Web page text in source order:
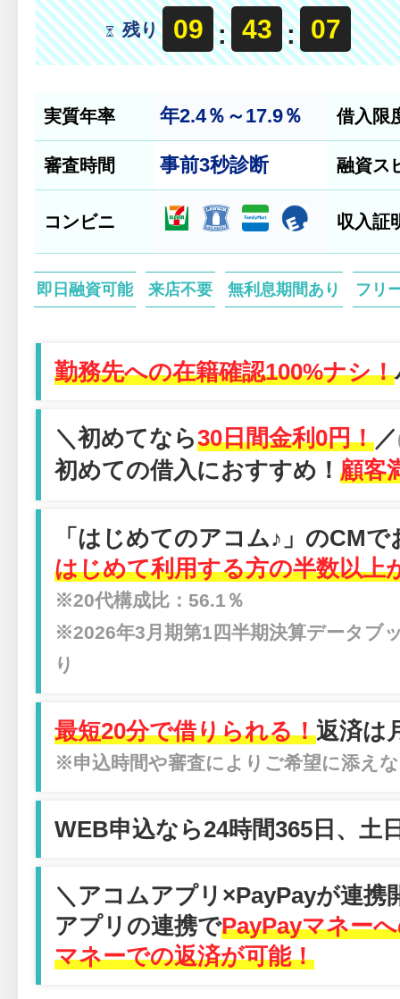
残り 09 : 43 : 06
実質年率 年2.4％～17.9％ 借入限
審査時間 事前3秒診断 融資ス
コンビニ 収入証
即日融資可能 来店不要 無利息期間あり フリ
勤務先への在籍確認100%ナシ！
＼初めてなら30日間金利0円！／
初めての借入におすすめ！ 顧客
「はじめてのアコム♪」のCM
はじめて利用する方の半数以上
※20代構成比：56.1％
※2026年3月期第1四半期決算データブ
り
最短20分で借りられる！返済は
※申込時間や審査によりご希望に添え
WEB申込なら24時間365日、土
＼アコムアプリ×PayPayが連携
アプリの連携でPayPayマネー
マネーでの返済が可能！